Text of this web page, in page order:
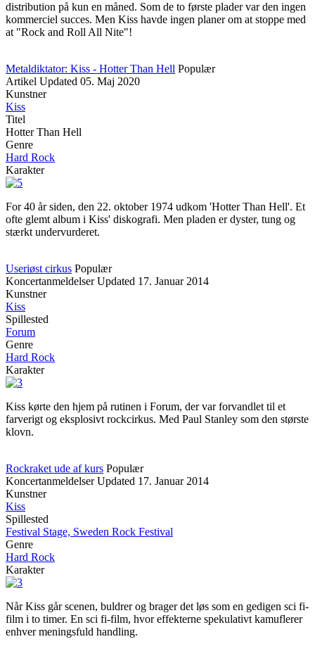
distribution på kun en måned. Som de to første plader var den ingen
kommerciel succes. Men Kiss havde ingen planer om at stoppe med
at "Rock and Roll All Nite"!
Metaldiktator: Kiss - Hotter Than Hell Populær
Artikel Updated 05. Maj 2020
Kunstner
Kiss
Titel
Hotter Than Hell
Genre
Hard Rock
Karakter
For 40 år siden, den 22. oktober 1974 udkom 'Hotter Than Hell'. Et
ofte glemt album i Kiss' diskografi. Men pladen er dyster, tung og
stærkt undervurderet.
Useriøst cirkus Populær
Koncertanmeldelser Updated 17. Januar 2014
Kunstner
Kiss
Spillested
Forum
Genre
Hard Rock
Karakter
Kiss kørte den hjem på rutinen i Forum, der var forvandlet til et
farverigt og eksplosivt rockcirkus. Med Paul Stanley som den største
klovn.
Rockraket ude af kurs Populær
Koncertanmeldelser Updated 17. Januar 2014
Kunstner
Kiss
Spillested
Festival Stage, Sweden Rock Festival
Genre
Hard Rock
Karakter
Når Kiss går scenen, buldrer og brager det løs som en gedigen sci fi-
film i to timer. En sci fi-film, hvor effekterne spekulativt kamuflerer
enhver meningsfuld handling.